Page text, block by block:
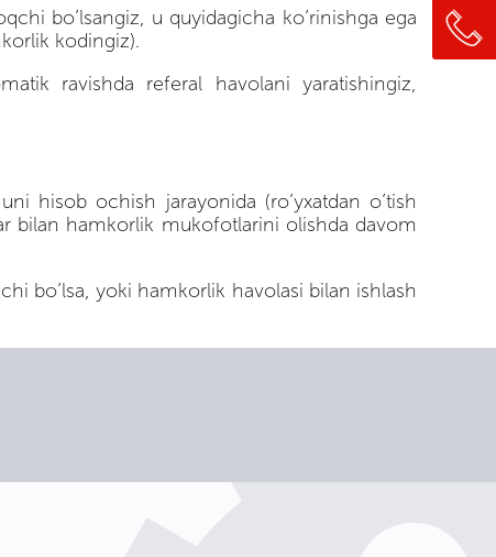
bo’lsangiz, u quyidagicha ko’rinishga ega
kodingiz).
ravishda referal havolani yaratishingiz,
hisob ochish jarayonida (ro’yxatdan o’tish
bilan hamkorlik mukofotlarini olishda davom
bo’lsa, yoki hamkorlik havolasi bilan ishlash